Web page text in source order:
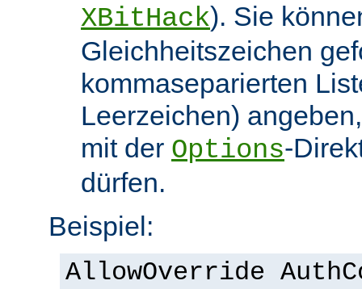
XBitHack). Sie
Gleichheitszeichen
kommaseparierten
Leerzeichen)
mit der Options-
dürfen.
Beispiel:
AllowOverride